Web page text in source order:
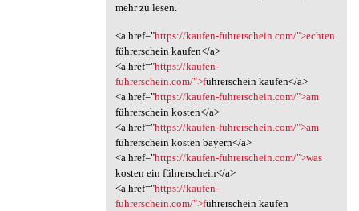
mehr zu lesen.
<a href="https://kaufen-fuhrerschein.com/">echten
führerschein kaufen</a>
<a href="https://kaufen-
fuhrerschein.com/">führerschein kaufen</a>
<a href="https://kaufen-fuhrerschein.com/">am
führerschein kosten</a>
<a href="https://kaufen-fuhrerschein.com/">am
führerschein kosten bayern</a>
<a href="https://kaufen-fuhrerschein.com/">was
kosten ein führerschein</a>
<a href="https://kaufen-
fuhrerschein.com/">führerschein kaufen